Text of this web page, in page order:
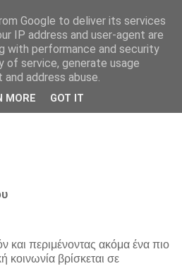
για
αποτελέσματος: από
και περιμένοντας ακόμα ένα πιο
κοινωνία βρίσκεται σε
Google to deliver its services
IP address and user-agent are
with performance and security
of service, generate usage
address abuse.
MORE GOT IT